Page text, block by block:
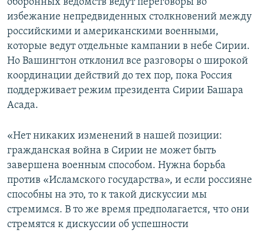
оборонных ведомств ведут переговоры во
избежание непредвиденных столкновений между
российскими и американскими военными,
которые ведут отдельные кампании в небе Сирии.
Но Вашингтон отклонил все разговоры о широкой
координации действий до тех пор, пока Россия
поддерживает режим президента Сирии Башара
Асада.
«Нет никаких изменений в нашей позиции:
гражданская война в Сирии не может быть
завершена военным способом. Нужна борьба
против «Исламского государства», и если россияне
способны на это, то к такой дискуссии мы
стремимся. В то же время предполагается, что они
стремятся к дискуссии об успешности